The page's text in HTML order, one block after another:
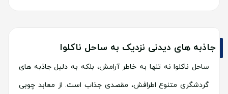
جاذبه های دیدنی نزدیک به ساحل ناکلوا
ساحل ناکلوا نه تنها به خاطر آرامش، بلکه به دلیل جاذبه های
گردشگری متنوع اطرافش، مقصدی جذاب است. از معابد چوبی